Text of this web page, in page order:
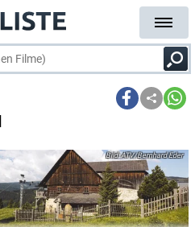
ATV/Bernhard Eder